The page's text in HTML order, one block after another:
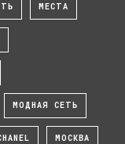
МЕСТА
МОДНАЯ СЕТЬ
МОСКВА